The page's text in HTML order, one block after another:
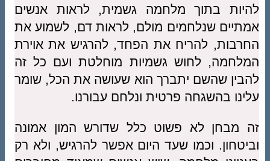
להיות בתוך מלחמה גשמית, לראות אנשים
אמתיים שנלחמים מולם, לראות דם, לשמוע את
החרבות, להריח את הפחד, להרגיש את אוירת
המלחמה, לחוש גשמיות מוחלטת ועם כל זה
להבין שהשם יתברך הוא שעושה את הכל, שומר
עלינו בהשגחה פרטית ונלחם עבורנו.
זה מבחן לא פשוט כלל שדורש המון אמונה
וביטחון. וכמו שעד היום אפשר להרגיש, ולא רק